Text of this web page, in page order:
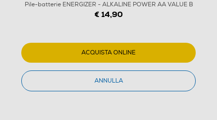
Dettagli Prodotto Confronta
Pile-batterie ENERGIZER - ALKALINE POWER AA VALUE B
€ 14,90
ACQUISTA ONLINE
ANNULLA